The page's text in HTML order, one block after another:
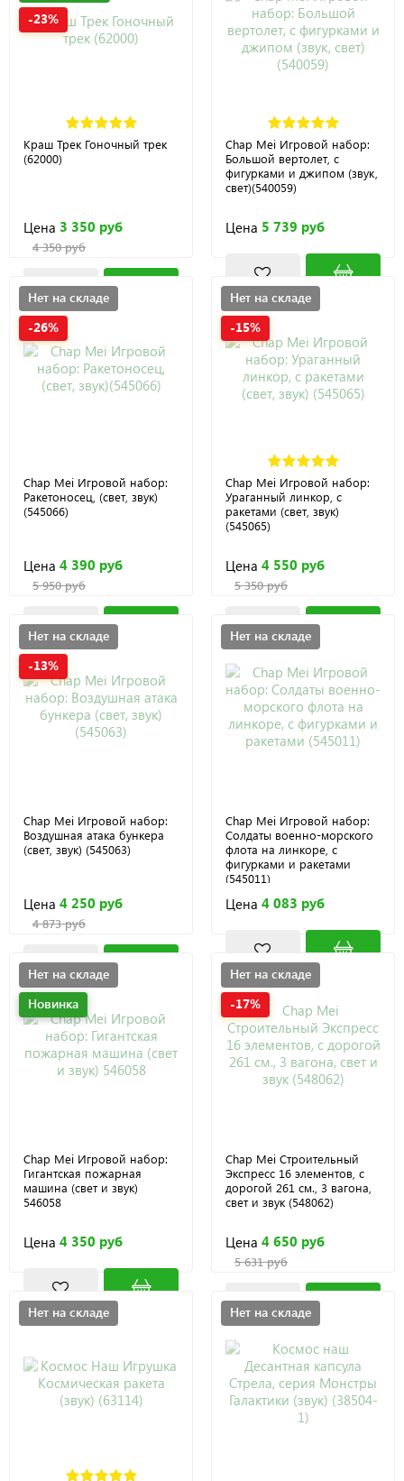
-23%
Краш Трек Гоночный трек
(62000)
Цена 3 350 руб
4 350 руб
Chap Mei Игровой набор:
Большой вертолет, с
фигурками и джипом (звук,
свет)(540059)
Цена 5 739 руб
Нет на складе
-26%
Chap Mei Игровой набор:
Ракетоносец, (свет, звук)
(545066)
Цена 4 390 руб
5 950 руб
Нет на складе
-15%
Chap Mei Игровой набор:
Ураганный линкор, с
ракетами (свет, звук)
(545065)
Цена 4 550 руб
5 350 руб
Нет на складе
-13%
Chap Mei Игровой набор:
Воздушная атака бункера
(свет, звук) (545063)
Цена 4 250 руб
4 873 руб
Нет на складе
Chap Mei Игровой набор:
Солдаты военно-морского
флота на линкоре, с
фигурками и ракетами
(545011)
Цена 4 083 руб
Нет на складе
Новинка
Chap Mei Игровой набор:
Гигантская пожарная
машина (свет и звук)
546058
Цена 4 350 руб
Нет на складе
-17%
Chap Mei Строительный
Экспресс 16 элементов, с
дорогой 261 см., 3 вагона,
свет и звук (548062)
Цена 4 650 руб
5 631 руб
Нет на складе Нет на складе